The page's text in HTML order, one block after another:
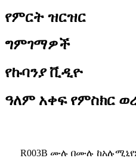
የምርት ዝርዝር
ግምገማዎች
የኩባንያ ቪዲዮ
ዓለም አቀፍ የምስክር
R003B ሙሉ በሙሉ